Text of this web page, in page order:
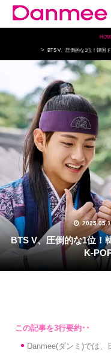
BTS V、圧倒的な1位！韓国
BTS V、圧倒的な1位！韓国ドラマでもう一度活躍してほしい
K-
Danmee(ダンミ)では